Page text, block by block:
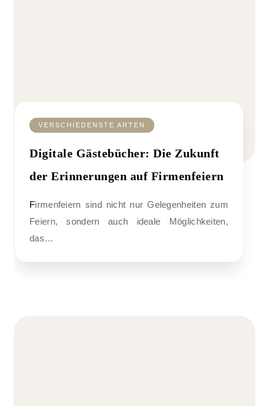
VERSCHIEDENSTE ARTEN
Digitale Gästebücher: Die Zukunft
der Erinnerungen auf Firmenfeiern
Firmenfeiern sind nicht nur Gelegenheiten zum
Feiern, sondern auch ideale Möglichkeiten,
das…